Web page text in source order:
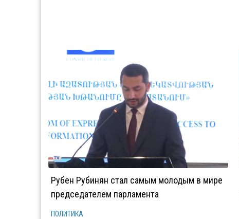
Рубен Рубинян стал самым молодым в мире
председателем парламента
ПОЛИТИКА